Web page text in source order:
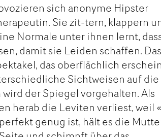
sich anonyme Hipster
Sie zit-tern, klappern
Normale unter ihnen lernt,
damit sie Leiden schaffen.
das oberflächlich
Sichtweisen auf die
der Spiegel vorgehalten. Als
herab die Leviten verliest, weil
genug ist, hält es die